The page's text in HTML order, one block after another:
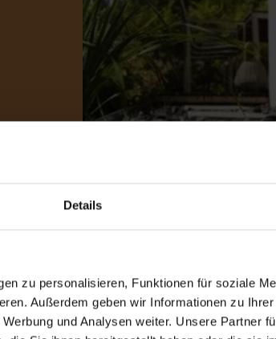
Details
zu personalisieren, Funktionen für soziale
Außerdem geben wir Informationen zu
und Analysen weiter. Unsere Partner
Innenräumen.